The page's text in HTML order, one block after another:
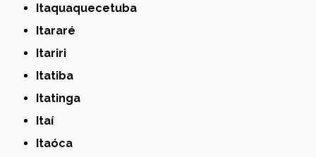
Itaquaquecetuba
Itararé
Itariri
Itatiba
Itatinga
Itaí
Itaóca